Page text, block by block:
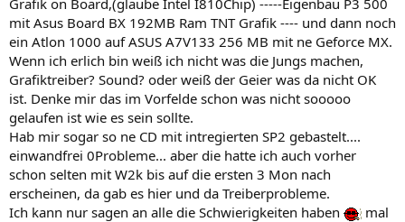
mit Asus Board BX 192MB Ram TNT Grafik ---- und dann noch
ein Atlon 1000 auf ASUS A7V133 256 MB mit ne Geforce MX.
Wenn ich erlich bin weiß ich nicht was die Jungs machen,
Grafiktreiber? Sound? oder weiß der Geier was da nicht OK
ist. Denke mir das im Vorfelde schon was nicht sooooo
gelaufen ist wie es sein sollte.
Hab mir sogar so ne CD mit intregierten SP2 gebastelt....
einwandfrei 0Probleme... aber die hatte ich auch vorher
schon selten mit W2k bis auf die ersten 3 Mon nach
erscheinen, da gab es hier und da Treiberprobleme.
Ich kann nur sagen an alle die Schwierigkeiten haben
mal